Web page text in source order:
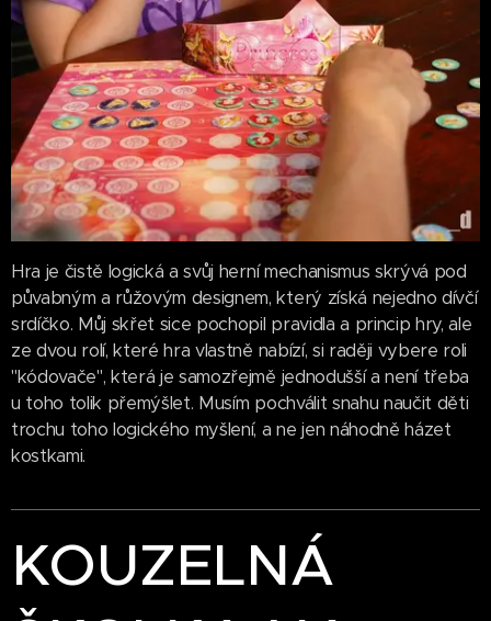
Hra je čistě logická a svůj herní mechanismus skrývá pod
půvabným a růžovým designem, který získá nejedno dívčí
srdíčko. Můj skřet sice pochopil pravidla a princip hry, ale
ze dvou rolí, které hra vlastně nabízí, si raději vybere roli
"kódovače", která je samozřejmě jednodušší a není třeba
u toho tolik přemýšlet. Musím pochválit snahu naučit děti
trochu toho logického myšlení, a ne jen náhodně házet
kostkami.
KOUZELNÁ